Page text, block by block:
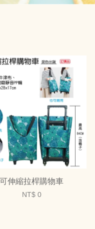
可伸縮拉桿購物車
NT$ 0